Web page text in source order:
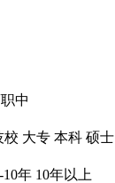
中
校 大专 本科 硕士
10年 10年以上